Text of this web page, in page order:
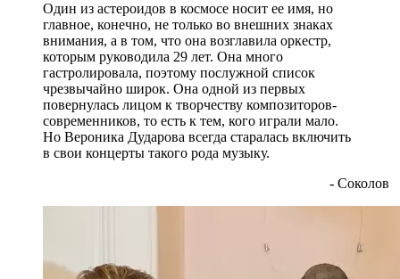
Один из астероидов в космосе носит ее имя, но
главное, конечно, не только во внешних знаках
внимания, а в том, что она возглавила оркестр,
которым руководила 29 лет. Она много
гастролировала, поэтому послужной список
чрезвычайно широк. Она одной из первых
повернулась лицом к творчеству композиторов-
современников, то есть к тем, кого играли мало.
Но Вероника Дударова всегда старалась включить
в свои концерты такого рода музыку.
- Соколов